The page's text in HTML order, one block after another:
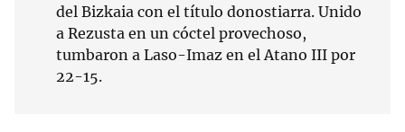
del Bizkaia con el título donostiarra. Unido
a Rezusta en un cóctel provechoso,
tumbaron a Laso-Imaz en el Atano III por
22-15.